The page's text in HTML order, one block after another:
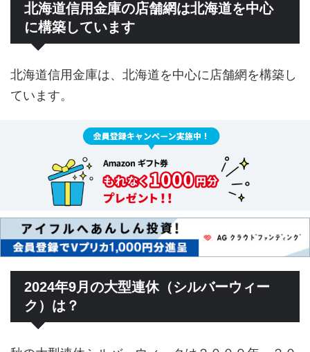
北海道信用金庫の店舗網は北海道を中心
に構築しています
北海道信用金庫は、北海道を中心に店舗網を構築し
ています。
2024年9月の大型連休（シルバーウィー
ク）は？